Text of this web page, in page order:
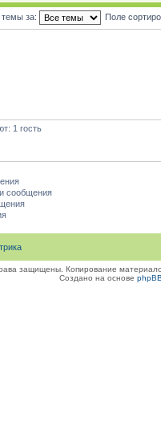
темы за: Поле
1 гость
сообщения
защищены. Копирование
Создано на основе